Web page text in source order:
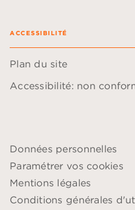
ACCESSIBILITÉ
Plan du site
Accessibilité: non
Données personnelles
Paramétrer vos cookies
Mentions légales
Conditions générales